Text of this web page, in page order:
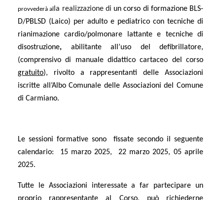
provvederà al la realizzazione di un corso di formazione BLS-
D/PBLSD (Laico) per adulto e pediatrico con tecniche di
rianimazione cardio/polmonare lattante e tecniche di
disostruzione, abilitante all’uso del defibrillatore,
(comprensivo di manuale didattico cartaceo del corso
gratuito), rivolto a rappresentanti delle Associazioni
iscritte all’Albo Comunale delle Associazioni del Comune
di Carmiano.
Le sessioni formative sono fissate secondo il seguente
calendario: 15 marzo 2025, 22 marzo 2025, 05 aprile
2025.
Tutte le Associazioni interessate a far partecipare un
proprio rappresentante al Corso, può richiederne